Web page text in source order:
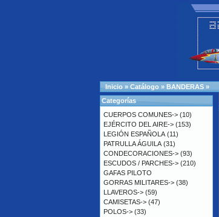
Inicio » Catálogo » BANDERAS »
Categorías
CUERPOS COMUNES-> (10)
EJÉRCITO DEL AIRE-> (153)
LEGIÓN ESPAÑOLA (11)
PATRULLA ÁGUILA (31)
CONDECORACIONES-> (93)
ESCUDOS / PARCHES-> (210)
GAFAS PILOTO
GORRAS MILITARES-> (38)
LLAVEROS-> (59)
CAMISETAS-> (47)
POLOS-> (33)